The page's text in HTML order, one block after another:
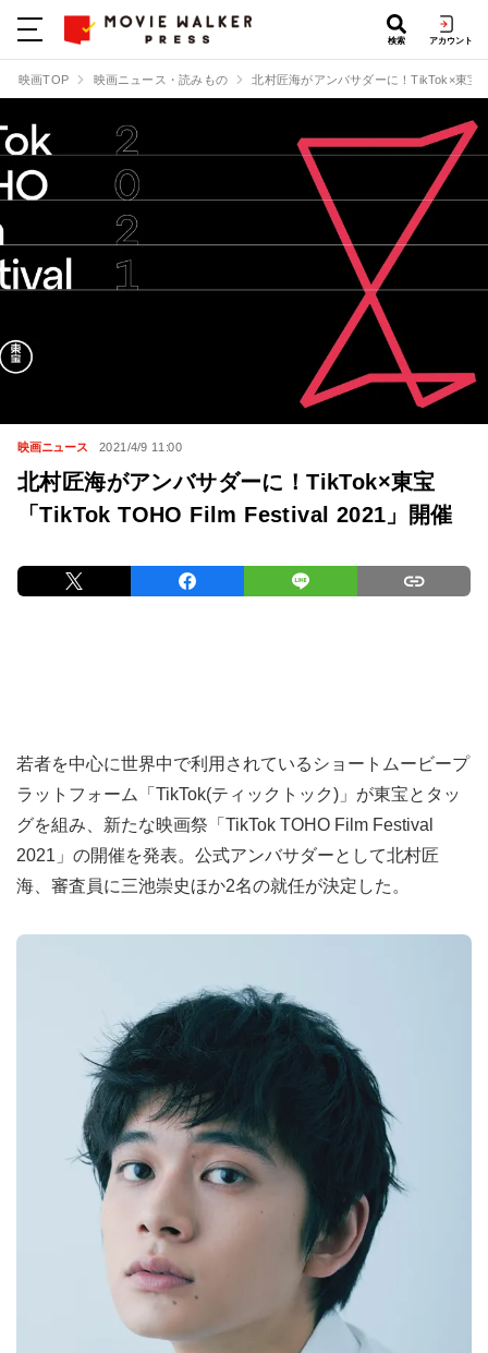
検索 アカウント
映画TOP 映画ニュース・読みもの 北村匠海がアンバサダーに！TikTok×東
映画ニュース 2021/4/9 11:00
北村匠海がアンバサダーに！TikTok×東宝
「TikTok TOHO Film Festival 2021」開催
若者を中心に世界中で利用されているショートムービープ
ラットフォーム「TikTok(ティックトック)」が東宝とタッ
グを組み、新たな映画祭「TikTok TOHO Film Festival
2021」の開催を発表。公式アンバサダーとして北村匠
海、審査員に三池崇史ほか2名の就任が決定した。